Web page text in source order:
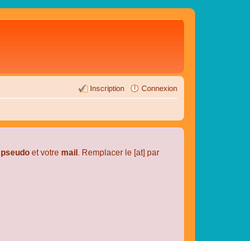
Connexion
Inscription
pseudo et votre mail . Remplacer le [at] par